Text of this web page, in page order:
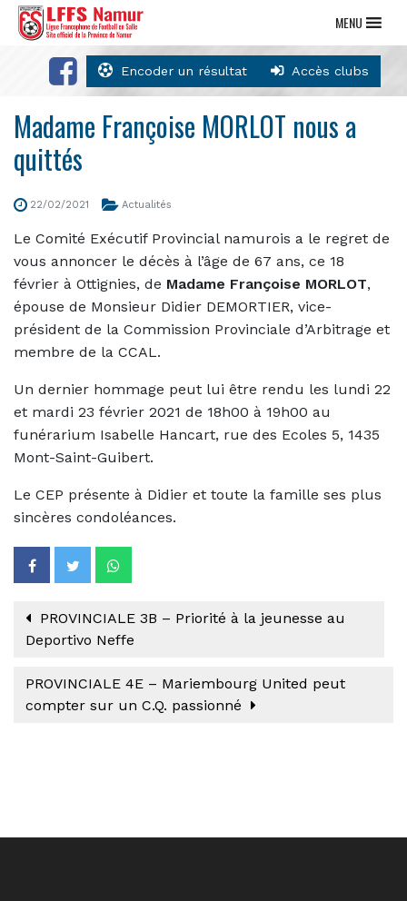
Encoder un résultat Accès clubs
MENU
Madame Françoise MORLOT nous a
quittés
22/02/2021 Actualités
Le Comité Exécutif Provincial namurois a le regret de
vous annoncer le décès à l’âge de 67 ans, ce 18
février à Ottignies, de Madame Françoise MORLOT,
épouse de Monsieur Didier DEMORTIER, vice-
président de la Commission Provinciale d’Arbitrage et
membre de la CCAL.
Un dernier hommage peut lui être rendu les lundi 22
et mardi 23 février 2021 de 18h00 à 19h00 au
funérarium Isabelle Hancart, rue des Ecoles 5, 1435
Mont-Saint-Guibert.
Le CEP présente à Didier et toute la famille ses plus
sincères condoléances.
PROVINCIALE 3B – Priorité à la jeunesse au
Deportivo Neffe
PROVINCIALE 4E – Mariembourg United peut
compter sur un C.Q. passionné